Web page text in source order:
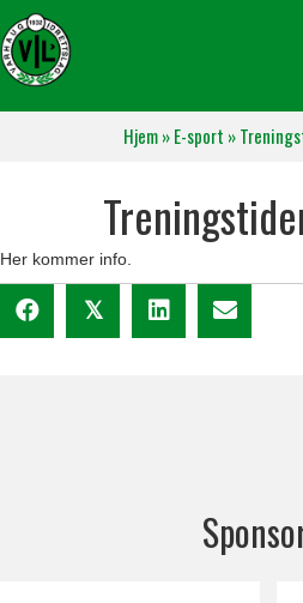
Hjem»E-sport »
Her kommer info.
𝕏